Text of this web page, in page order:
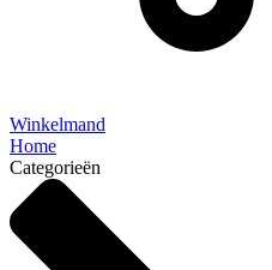
Winkelmand
Home
Categorieën